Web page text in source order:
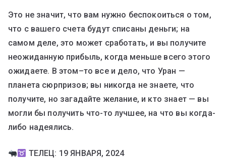
Это не значит, что вам нужно беспокоиться о том,
что с вашего счета будут списаны деньги; на
самом деле, это может сработать, и вы получите
неожиданную прибыль, когда меньше всего этого
ожидаете. В этом–то все и дело, что Уран —
планета сюрпризов; вы никогда не знаете, что
получите, но загадайте желание, и кто знает — вы
могли бы получить что-то лучшее, на что вы когда-
либо надеялись.
ТЕЛЕЦ: 19 ЯНВАРЯ, 2024